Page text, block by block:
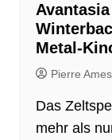
Metal-
Pierre Ames
Das
mehr als